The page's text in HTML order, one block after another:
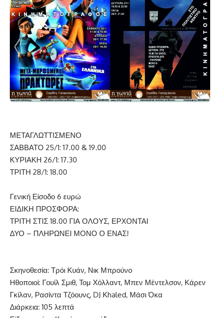
ΜΕΤΑΓΛΩΤΤΙΣΜΕΝΟ
ΣΑΒΒΑΤΟ 25/1: 17.00 & 19.00
ΚΥΡΙΑΚΗ 26/1: 17.30
ΤΡΙΤΗ 28/1: 18.00
Γενική Είσοδο 6 ευρώ
ΕΙΔΙΚΗ ΠΡΟΣΦΟΡΑ:
ΤΡΙΤΗ ΣΤΙΣ 18.00 ΓΙΑ ΟΛΟΥΣ, ΕΡΧΟΝΤΑΙ
ΔΥΟ – ΠΛΗΡΩΝΕΙ ΜΟΝΟ Ο ΕΝΑΣ!
Σκηνοθεσία: Τρόι Κυάν, Νικ Μπρούνο
Ηθοποιοί: Γουίλ Σμιθ, Τομ Χόλλαντ, Μπεν Μέντελσον, Κάρεν
Γκίλαν, Ρασίντα Τζόουνς, DJ Κhaled, Μάσι Όκα
Διάρκεια: 105 λεπτά